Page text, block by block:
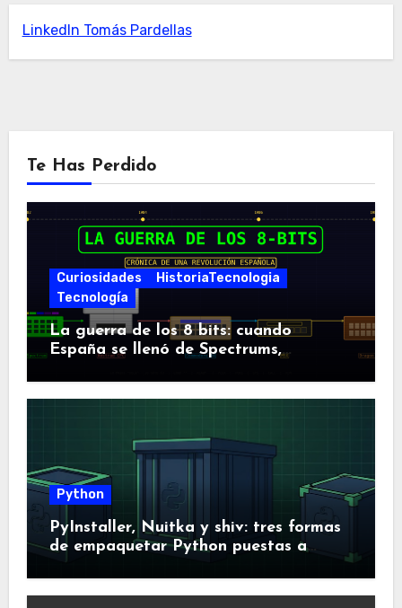
LinkedIn Tomás Pardellas
Te Has Perdido
Curiosidades
HistoriaTecnologia
Tecnología
La guerra de los 8 bits: cuando
España se llenó de Spectrums,
Python
PyInstaller, Nuitka y shiv: tres formas
de empaquetar Python puestas a
prueba